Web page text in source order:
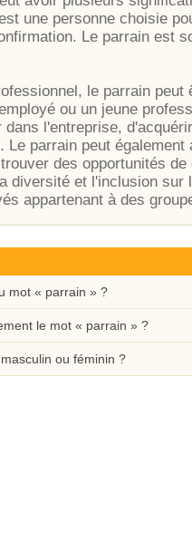
une personne choisie
Le parrain est
le parrain
ou un jeune
dans l'entreprise,
Le parrain peut
des opportunités
diversité et l'inclusion
appartenant à des
mot « parrain » ?
le mot « parrain » ?
ou féminin ?